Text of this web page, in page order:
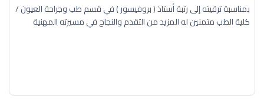
بمناسبة ترقيته إلى رتبة أستاذ ( بروفيسور ) في قسم طب وجراحة العيون /
كلية الطب متمنين له المزيد من التقدم والنجاح في مسيرته المهنية